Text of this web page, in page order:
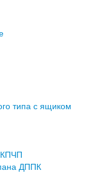
типа с ящиком
ДППК